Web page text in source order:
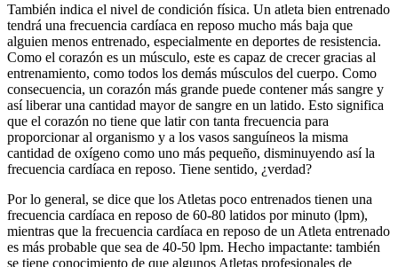
También indica el nivel de condición física. Un atleta bien entrenado
tendrá una frecuencia cardíaca en reposo mucho más baja que
alguien menos entrenado, especialmente en deportes de resistencia.
Como el corazón es un músculo, este es capaz de crecer gracias al
entrenamiento, como todos los demás músculos del cuerpo. Como
consecuencia, un corazón más grande puede contener más sangre y
así liberar una cantidad mayor de sangre en un latido. Esto significa
que el corazón no tiene que latir con tanta frecuencia para
proporcionar al organismo y a los vasos sanguíneos la misma
cantidad de oxígeno como uno más pequeño, disminuyendo así la
frecuencia cardíaca en reposo. Tiene sentido, ¿verdad?
Por lo general, se dice que los Atletas poco entrenados tienen una
frecuencia cardíaca en reposo de 60-80 latidos por minuto (lpm),
mientras que la frecuencia cardíaca en reposo de un Atleta entrenado
es más probable que sea de 40-50 lpm. Hecho impactante: también
se tiene conocimiento de que algunos Atletas profesionales de